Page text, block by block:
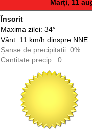
Marți, 11
Însorit
Maxima zilei: 34°
Vânt: 11 km/h dinspreNNE
Șanse de precipitații: 0%
Cantitate precip.: 0